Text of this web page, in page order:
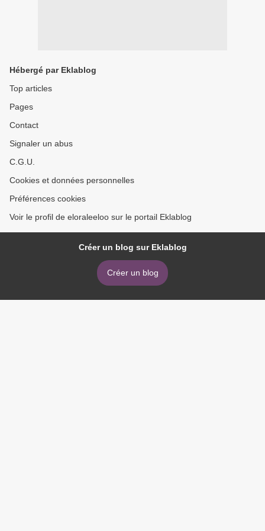
Hébergé par Eklablog
Top articles
Pages
Contact
Signaler un abus
C.G.U.
Cookies et données personnelles
Préférences cookies
Voir le profil de eloraleeloo sur le portail Eklablog
Créer un blog sur Eklablog
Créer un blog